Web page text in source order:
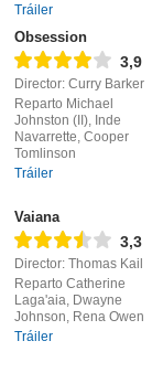
Tráiler
Obsession
3,9
Director: Curry Barker
Reparto Michael
Johnston (II), Inde
Navarrette, Cooper
Tomlinson
Tráiler
Vaiana
3,3
Director: Thomas Kail
Reparto Catherine
Laga'aia, Dwayne
Johnson, Rena Owen
Tráiler